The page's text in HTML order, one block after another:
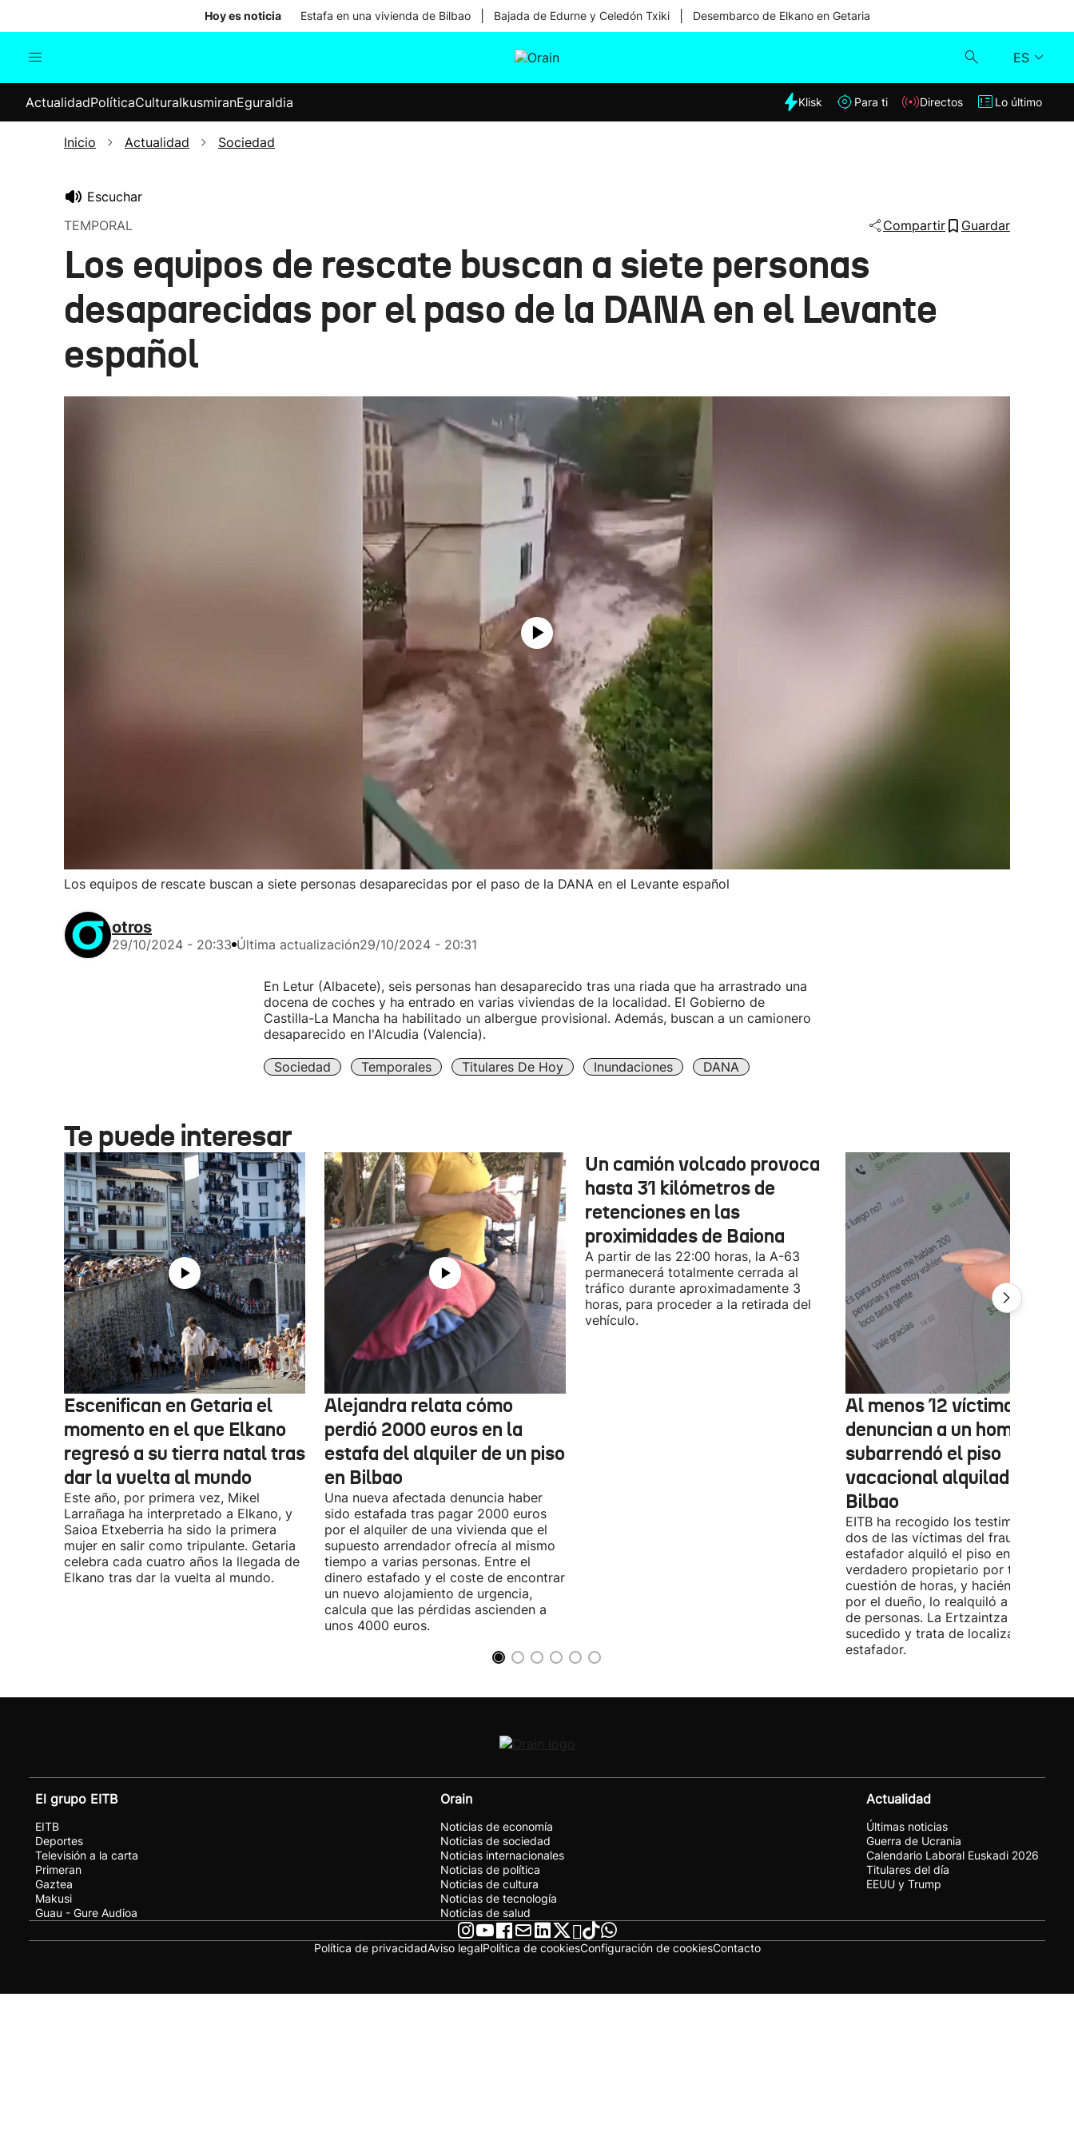
Hoy es noticia Estafa en una vivienda de Bilbao Bajada de Edurne y Celedón Txiki Desembarco de Elkano en Getaria
ES
Internacional
Elecciones
Klisk
ActualidadPolíticaCulturaIkusmiranEguraldia Klisk Para ti Directos Lo último
Inicio Actualidad Sociedad
Escuchar
TEMPORAL
Compartir Guardar
Los equipos de rescate buscan a siete personas
desaparecidas por el paso de la DANA en el Levante
español
Los equipos de rescate buscan a siete personas desaparecidas por el paso de la DANA en el Levante español
otros
29/10/2024 - 20:33 Última actualización29/10/2024 - 20:31
En Letur (Albacete), seis personas han desaparecido tras una riada que ha arrastrado una
docena de coches y ha entrado en varias viviendas de la localidad. El Gobierno de
Castilla-La Mancha ha habilitado un albergue provisional. Además, buscan a un camionero
desaparecido en l'Alcudia (Valencia).
Sociedad Temporales Titulares De Hoy Inundaciones DANA
Te puede interesar
Escenifican en Getaria el
momento en el que Elkano
regresó a su tierra natal tras
dar la vuelta al mundo
Este año, por primera vez, Mikel
Larrañaga ha interpretado a Elkano, y
Saioa Etxeberria ha sido la primera
mujer en salir como tripulante. Getaria
celebra cada cuatro años la llegada de
Elkano tras dar la vuelta al mundo.
Alejandra relata cómo
perdió 2000 euros en la
estafa del alquiler de un piso
en Bilbao
Una nueva afectada denuncia haber
sido estafada tras pagar 2000 euros
por el alquiler de una vivienda que el
supuesto arrendador ofrecía al mismo
tiempo a varias personas. Entre el
dinero estafado y el coste de encontrar
un nuevo alojamiento de urgencia,
calcula que las pérdidas ascienden a
unos 4000 euros.
Un camión volcado provoca
hasta 31 kilómetros de
retenciones en las
proximidades de Baiona
A partir de las 22:00 horas, la A-63
permanecerá totalmente cerrada al
tráfico durante aproximadamente 3
horas, para proceder a la retirada del
vehículo.
Al menos 12 víctimas
denuncian a un hombre
subarrendó el piso
vacacional alquilado en
Bilbao
EITB ha recogido los testimonios de
dos de las víctimas del fraude. El
estafador alquiló el piso en Airbnb a
verdadero propietario por tres días.
cuestión de horas, y haciéndose
por el dueño, lo realquiló a una
de personas. La Ertzaintza investiga
sucedido y trata de localizar al
estafador.
El grupo EITB
EITB
Deportes
Televisión a la carta
Primeran
Gaztea
Makusi
Guau - Gure Audioa
Orain
Noticias de economía
Noticias de sociedad
Noticias internacionales
Noticias de política
Noticias de cultura
Noticias de tecnología
Noticias de salud
Actualidad
Últimas noticias
Guerra de Ucrania
Calendario Laboral Euskadi 2026
Titulares del día
EEUU y Trump
Política de privacidadAviso legalPolítica de cookiesConfiguración de cookiesContacto